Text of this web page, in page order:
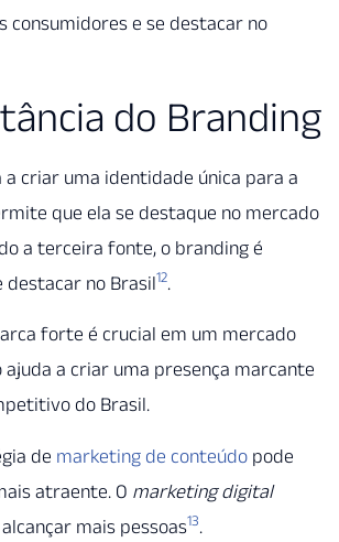
consumidores e se destacar no
do Branding
a criar uma identidade única para a
que ela se destaque no mercado
a terceira fonte, o branding é
destacar no Brasil12.
forte é crucial em um mercado
a criar uma presença marcante
do Brasil.
de marketing de conteúdo pode
atraente. O marketing digital
mais pessoas13.